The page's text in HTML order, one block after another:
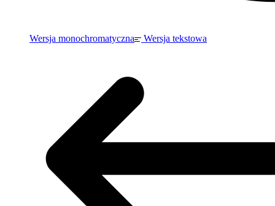
Wersja monochromatyczna Wersja tekstowa